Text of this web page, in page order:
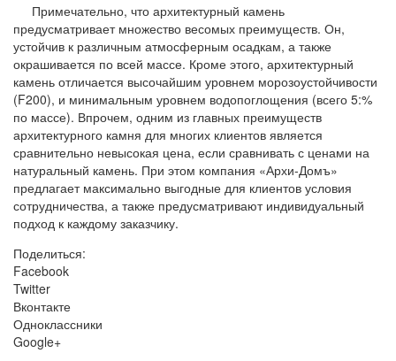
Примечательно, что архитектурный камень
предусматривает множество весомых преимуществ. Он,
устойчив к различным атмосферным осадкам, а также
окрашивается по всей массе. Кроме этого, архитектурный
камень отличается высочайшим уровнем морозоустойчивости
(F200), и минимальным уровнем водопоглощения (всего 5:%
по массе). Впрочем, одним из главных преимуществ
архитектурного камня для многих клиентов является
сравнительно невысокая цена, если сравнивать с ценами на
натуральный камень. При этом компания «Архи-Домъ»
предлагает максимально выгодные для клиентов условия
сотрудничества, а также предусматривают индивидуальный
подход к каждому заказчику.
Поделиться:
Facebook
Twitter
Вконтакте
Одноклассники
Google+